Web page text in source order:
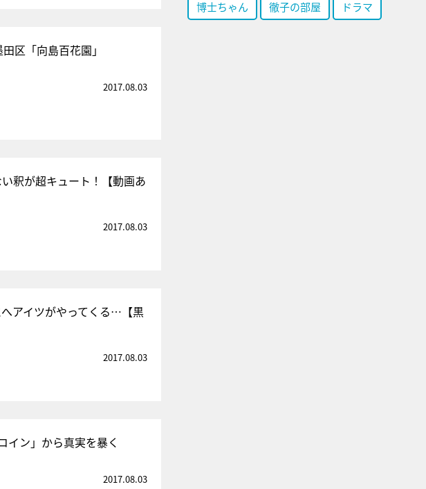
区「向島百花園」
2017.08.03
釈が超キュート！【動画あ
2017.08.03
アイツがやってくる…【黒
2017.08.03
ン」から真実を暴く
2017.08.03
博士ちゃん 徹子の部屋 ドラマ